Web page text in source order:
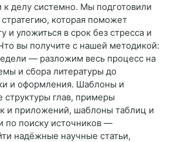
к делу системно. Мы подготовили
которая поможет
и уложиться в срок без стресса и
вы получите с нашей методикой:
— разложим весь процесс на
и сбора литературы до
и оформления. Шаблоны и
глав, примеры
и приложений, шаблоны таблиц и
по поиску источников —
надёжные научные статьи,